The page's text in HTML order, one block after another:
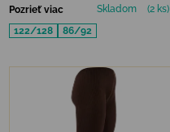
Pozrieť viac Skladom
(2 ks)
122/128
86/92